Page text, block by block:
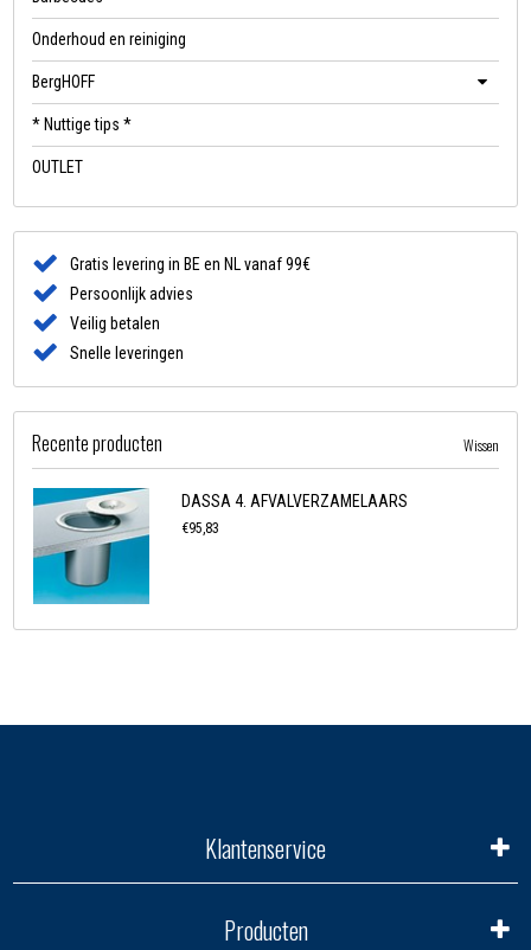
Onderhoud en reiniging
BergHOFF
* Nuttige tips *
OUTLET
Gratis levering in BE en NL vanaf 99€
Persoonlijk advies
Veilig betalen
Snelle leveringen
Recente producten Wissen
DASSA 4. AFVALVERZAMELAARS
€95,83
Klantenservice
Producten